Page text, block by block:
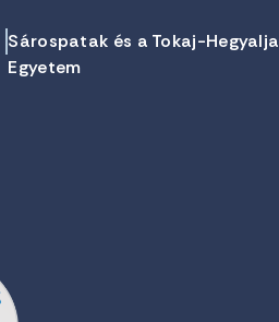
Sárospatak és a Tokaj-Hegyalja
Egyetem